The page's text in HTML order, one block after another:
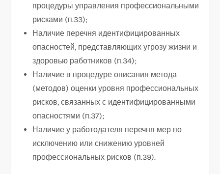
процедуры управления профессиональными
рисками (п.33);
Наличие перечня идентифицированных
опасностей, представляющих угрозу жизни и
здоровью работников (п.34);
Наличие в процедуре описания метода
(методов) оценки уровня профессиональных
рисков, связанных с идентифицированными
опасностями (п.37);
Наличие у работодателя перечня мер по
исключению или снижению уровней
профессиональных рисков (п.39).